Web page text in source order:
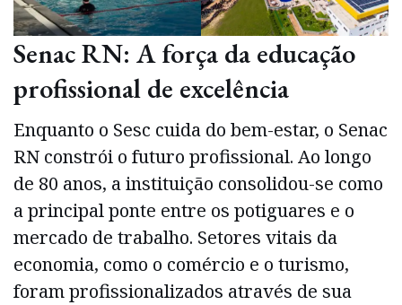
Senac RN: A força da educação
profissional de excelência
Enquanto o Sesc cuida do bem-estar, o Senac
RN constrói o futuro profissional. Ao longo
de 80 anos, a instituição consolidou-se como
a principal ponte entre os potiguares e o
mercado de trabalho. Setores vitais da
economia, como o comércio e o turismo,
foram profissionalizados através de sua